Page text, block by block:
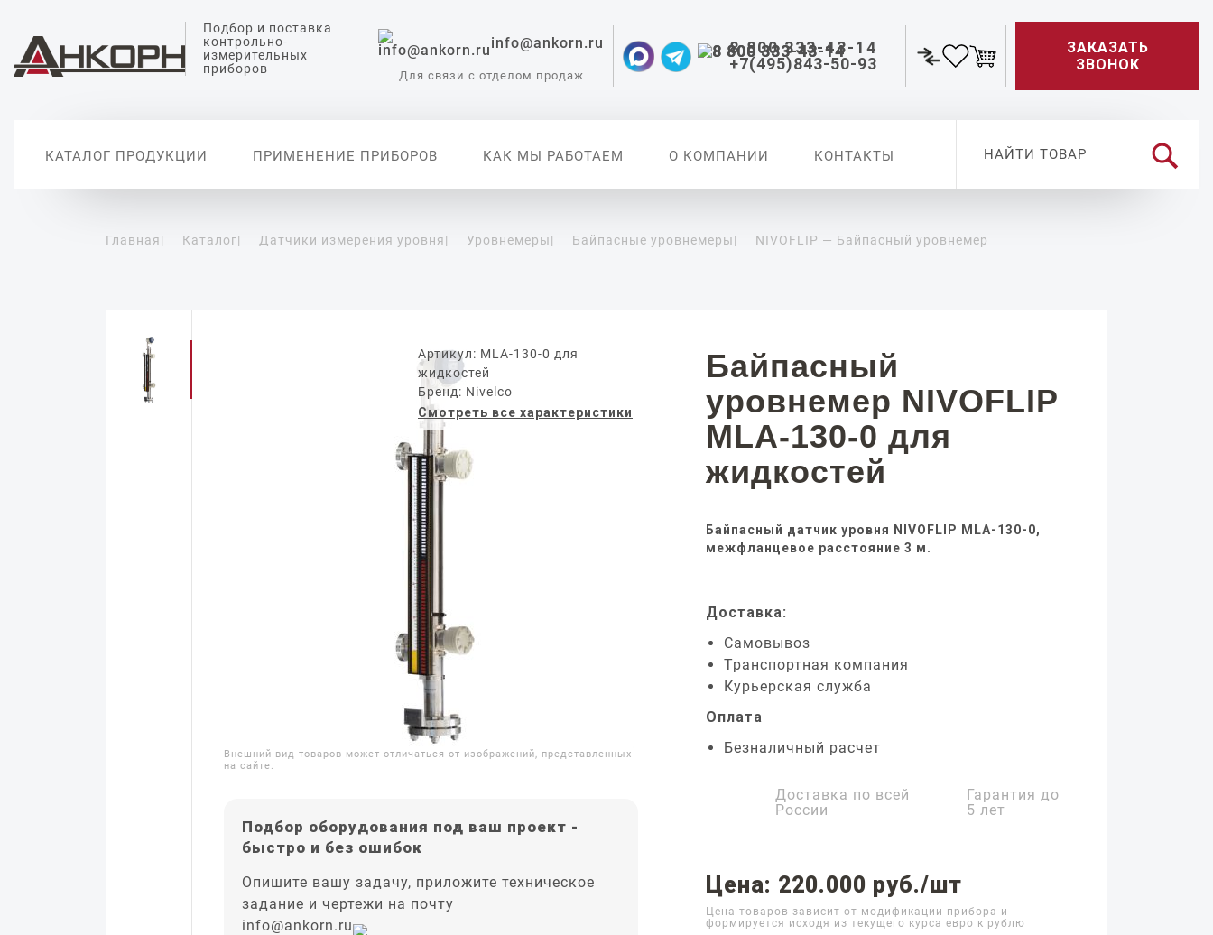
Подбор и поставка
контрольно-
измерительных
приборов
info@ankorn.ru
Для связи с отделом продаж
8 800 333-43-14
+7(495)843-50-93
ЗАКАЗАТЬ
ЗВОНОК
КАТАЛОГ ПРОДУКЦИИ ПРИМЕНЕНИЕ ПРИБОРОВ КАК МЫ РАБОТАЕМ О КОМПАНИИ КОНТАКТЫ
Главная| Каталог| Датчики измерения уровня| Уровнемеры| Байпасные уровнемеры| NIVOFLIP — Байпасный уровнемер
Артикул: MLA-130-0 для
жидкостей
Бренд: Nivelco
Смотреть все характеристики
Внешний вид товаров может отличаться от изображений, представленных
на сайте.
Подбор оборудования под ваш проект -
быстро и без ошибок
Опишите вашу задачу, приложите техническое
задание и чертежи на почту
info@ankorn.ru
Байпасный
уровнемер NIVOFLIP
MLA-130-0 для
жидкостей
Байпасный датчик уровня NIVOFLIP MLA-130-0,
межфланцевое расстояние 3 м.
Доставка:
Самовывоз
Транспортная компания
Курьерская служба
Оплата
Безналичный расчет
Доставка по всей
России
Гарантия до
5 лет
Цена: 220.000 руб./шт
Цена товаров зависит от модификации прибора и
формируется исходя из текущего курса евро к рублю